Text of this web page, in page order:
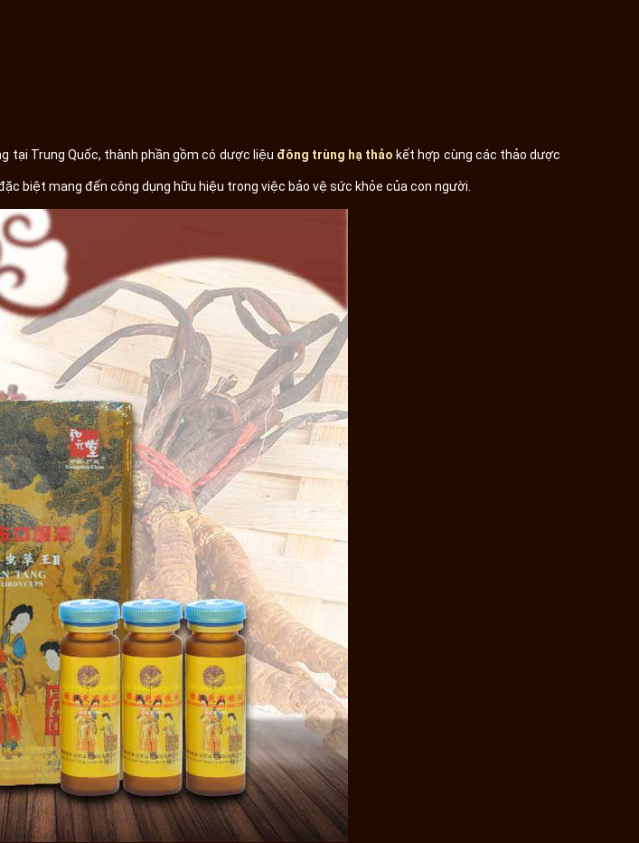
tại Trung Quốc, thành phần gồm có dược liệu đông trùng hạ thảo kết hợp cùng các thảo dược
biệt mang đến công dụng hữu hiệu trong việc bảo vệ sức khỏe của con người.